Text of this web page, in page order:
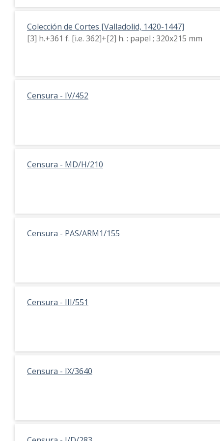
Colección de Cortes [Valladolid, 1420-1447]
[3] h.+361 f. [i.e. 362]+[2] h. : papel ; 320x215 mm
Censura - IV/452
Censura - MD/H/210
Censura - PAS/ARM1/155
Censura - III/551
Censura - IX/3640